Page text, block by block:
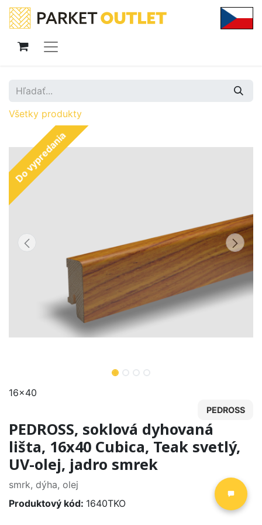
Všetky produkty
Do vypredania
16x40
PEDROSS
PEDROSS, soklová dyhovaná
lišta, 16x40 Cubica, Teak svetlý,
UV-olej, jadro smrek
smrk, dýha, olej
Produktový kód: 1640TKO